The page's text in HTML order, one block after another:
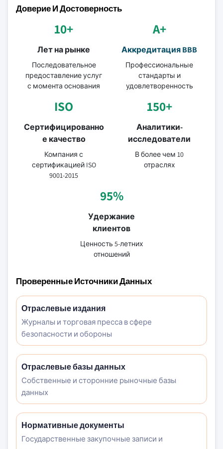
Доверие И Достоверность
10+
Лет на рынке
Последовательное
предоставление услуг
с момента основания
A+
Аккредитация BBB
Профессиональные
стандарты и
удовлетворенность
ISO
Сертифицированно
е качество
Компания с
сертификацией ISO
9001-2015
150+
Аналитики-
исследователи
В более чем 10
отраслях
95%
Удержание
клиентов
Ценность 5-летних
отношений
Проверенные Источники Данных
Отраслевые издания
Журналы и торговая пресса в сфере
безопасности и обороны
Отраслевые базы данных
Собственные и сторонние рыночные базы
данных
Нормативные документы
Государственные закупочные записи и